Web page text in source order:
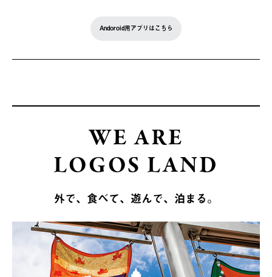
Andoroid用アプリはこちら
WE ARE
LOGOS LAND
外で、食べて、遊んで、泊まる。